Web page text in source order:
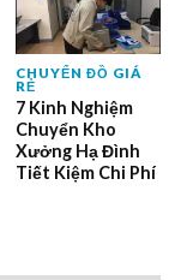
CHUYỂN ĐỒ GIÁ
RẺ
7 Kinh Nghiệm
Chuyển Kho
Xưởng Hạ Đình
Tiết Kiệm Chi Phí